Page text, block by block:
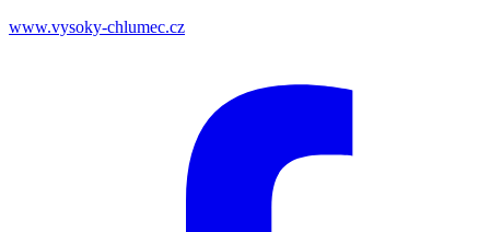
www.vysoky-chlumec.cz